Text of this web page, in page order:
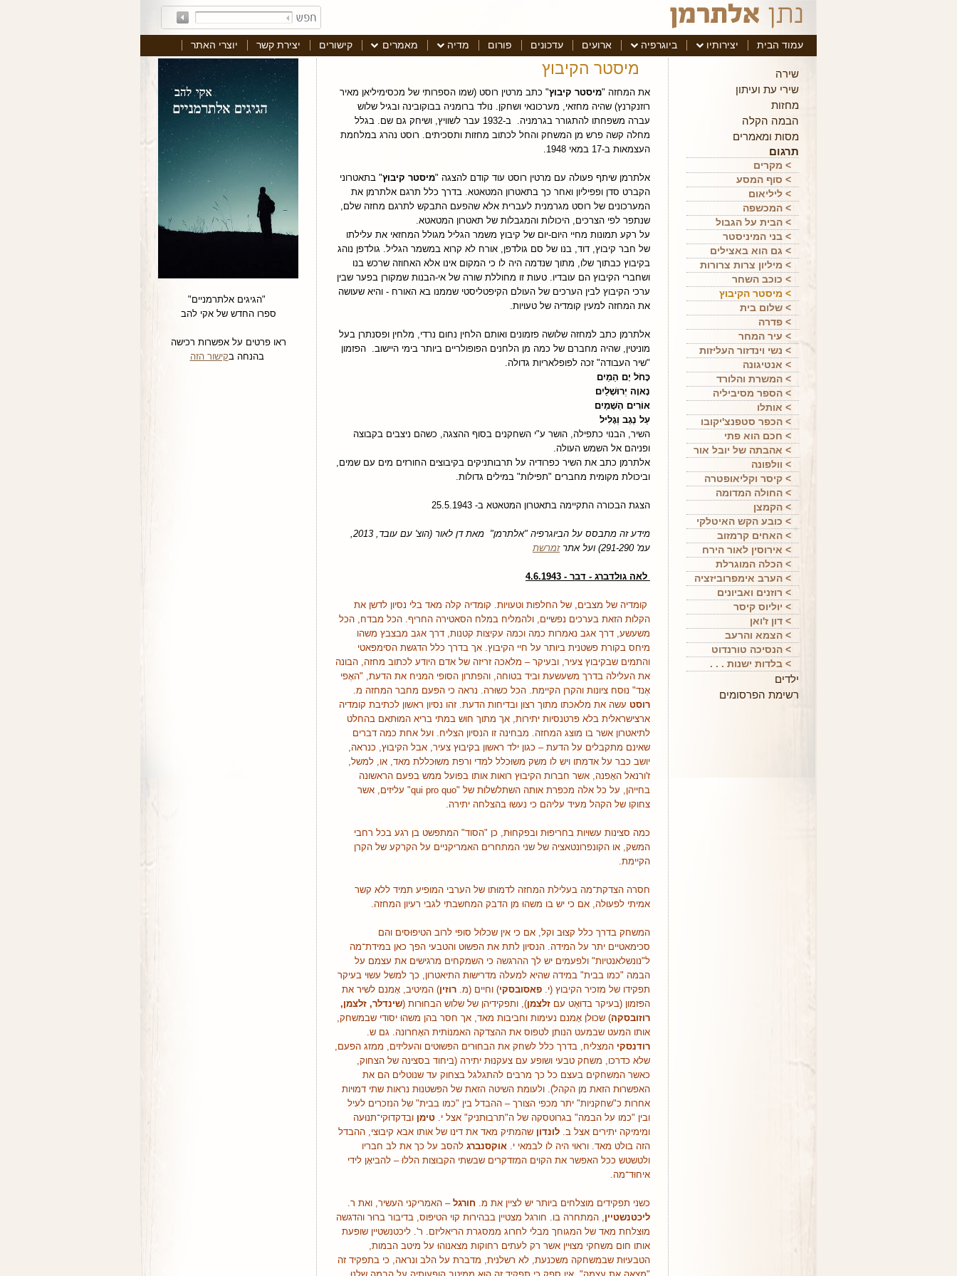
עמוד הבית יצירותיו ביוגרפיה ארועים עדכונים פורום מדיה מאמרים קישורים יצירת קשר יוצרי האתר
שירה
שירי עת ועיתון
מחזות
הבמה הקלה
מסות ומאמרים
תרגום
> מקרים
> סוף המסע
> ליליאום
> המכשפה
> הבית על הגבול
> בני המיניסטר
> גם הוא באצילים
> מיליון צרות צרורות
> כוכב השחר
> מיסטר הקיבוץ
> שלום בית
> פדרה
> עיר המחר
> נשי וינדזור העליזות
> אנטיגונה
> המשרת והלורד
> הספר מסיביליה
> אותלו
> הכפר סטפנצ'יקובו
> חכם הוא פתי
> אהבתה של יובל אור
> וולפונה
> קיסר וקליאופטרה
> החולה המדומה
> הקמצן
> כובע הקש האיטלקי
> האחים קרמזוב
> אירוסין לאור הירח
> הכלה המוגרלת
> הערב אימפרוביזציה
> רוזנים ואביונים
> יוליוס קיסר
> דון ז'ואן
> הצמא והרעב
> הנסיכה טורנדוט
> בלדות ישנות . . .
ילדים
רשימת הפרסומים
מיסטר הקיבוץ
את המחזה "מיסטר קיבוץ" כתב מרטין רוסט (שמו הספרותי של מכסימיליאן מאיר
רוזנקרנץ) שהיה מחזאי, מערכונאי ושחקן. נולד ברומניה בבוקובינה ובגיל שלוש
עברה משפחתו להתגורר בגרמניה. ב-1932 עבר לשוויץ, ושיחק גם שם. בגלל
מחלה קשה פרש מן המשחק והחל לכתוב מחזות ותסכיתים. רוסט נהרג במלחמת
העצמאות ב-17 במאי 1948.
אלתרמן שיתף פעולה עם מרטין רוסט עוד קודם להצגה "מיסטר קיבוץ" בתאטרוני
הקברט סדן ופפיליון ואחר כך בתאטרון המטאטא. בדרך כלל תרגם אלתרמן את
המערכונים של רוסט מגרמנית לעברית אלא שהפעם התבקש לתרגם מחזה שלם,
שנתפר לפי הצרכים, היכולות והמגבלות של תאטרון המטאטא.
על רקע תמונות מחיי היום-יום של קיבוץ משמר הגליל מגולל המחזאי את עלילתו
של חבר קיבוץ, דוד, בנו של סם גולדפן, אורח לא קרוא במשמר הגליל. גולדפן נוהג
בקיבוץ כבתוך שלו, מתוך שנדמה היה לו כי המקום אינו אלא האחוזה שרכש בנו
ושחברי הקיבוץ הם עובדיו. טעות זו מחוללת שורה של אי-הבנות שמקורן בפער שבין
ערכי הקיבוץ לבין הערכים של העולם הקיפטליסטי שממנו בא האורח - והיא שעושה
את המחזה למעין קומדיה של טעויות.
אלתרמן כתב למחזה שלושה פזמונים ואותם הלחין נחום נרדי, מלחין ופסנתרן בעל
מוניטין, שהיה מחברם של כמה מן הלחנים הפופולריים ביותר בימי היישוב. הפזמון
"שיר העבודה" זכה לפופלאריות גדולה.
כָּחֹל יָם הַמַיִם
נָאוָה יְרוּשָׁלַיִם
אוֹרִים הַשָּׁמַיִם
עַל נֶגֶב וְגָלִיל
השיר, הבנוי כתפילה, הושר ע"י השחקנים בסוף ההצגה, כשהם ניצבים בקבוצה
ופניהם אל השמש העולה.
אלתרמן כתב את השיר כפרודיה על תרבותניקים בקיבוצים החורזים מים עם שמים,
וביכולת מקומית מחברים "תפילות" במילים גדולות.
הצגת הבכורה התקיימה בתאטרון המטאטא ב- 25.5.1943
מידע זה מתבסס על הביוגרפיה "אלתרמן" מאת דן לאור (הוצ' עם עובד, 2013,
עמ' 291-290) ועל אתר
זמרשת
לאה גולדברג - דבר - 4.6.1943
קומדיה של מצבים, של החלפות וטעויות. קומדיה קלה מאד בלי נסיון לדשן את
הקלות הזאת בערכים נפשיים, ולהמליח במלח הסאטירה החריף. הכל מבדח, הכל
משעשע, דרך אגב נאמרות כמה וכמה עקיצות קטנות, דרך אגב מבצבץ משהו
מיחס בקורת פשטנית ביותר על חיי הקיבוץ. אך בדרך כלל הדגשת הסימפּאטי
והתמים שבקיבוץ צעיר, ובעיקר – מלאכה זריזה של אדם היודע לכתוב מחזה, הבונה
את העלילה בדרך משעשעת וביד בטוחה, והפתרון הסופי המניח את הדעת, "האֶפי
אֶנד" נוּסח ציונות והקרן הקיימת. הכל כשוּרה. נראה כי הפּעם מחבר המחזה מ.
רוסט עשה את מלאכתו מתוך רצון ובדיחות הדעת. זהו נסיון ראשון לכתיבת קומדיה
ארצישראלית בלא פּרטנסיות יתירות, אך מתוך חוּש במתי בריא המוּתאם בהחלט
לתיאטרון אשר בו מוּצג המחזה. מבחינה זו הנסיון הצליח. ועל אחת כמה דברים
שאינם מתקבלים על הדעת – כגון ילד ראשון בקיבוּץ צעיר, אבל הקיבוּץ, כנראה,
יושב כבר על אדמתו ויש לו משק משוּכלל למדי ורפת משוּכללת מאד, או, למשל,
ז'ורנאל האָפנה, אשר חברות הקיבוּץ רואות אותו בפועל ממש בפעם הראשונה
בחייהן, על כל אלה מכפּרת אותה השתלשלוּת של "qui pro quo" עליזים, אשר
צחוקו של הקהל מעיד עליהם כי נעשוּ בהצלחה יתירה.
כמה סצינות עשוּיות בחריפוּת ובפקחוּת, כן "הסוד" המתפשט בן רגע בכל רחבי
המשק, או הקונפרונטאציה של שני המתחרים האמריקניים על הקרקע של הקרן
הקיימת.
חסרה הצדקת־מה בעלילת המחזה לדמוּתו של הערבי המופיע תמיד ללא קשר
אמיתי לפעוּלה, אם כי יש בו משהוּ מן הדבק המחשבתי לגבי רעיון המחזה.
המשחק בדרך כלל קצוּב וקל, אם כי אין שכלוּל סופי לרוב הטיפוּסים והם
סכימאטיים יתר על המידה. הנסיון לתת את הפשוּט והטבעי הפך כאן במידת־מה
ל"נונשלאנטיות" ולפעמים יש לך ההרגשה כי השמקחים מרגישים את עצמם על
הבמה "כמו בבית" במידה שהיא למעלה מדרישות התיאטרון, כך למשל עשוּי בעיקר
תפקידו של מזכיר הקיבוץ (י. פאסובסקי) וחיים (מ. רוזין) המיטיב, אָמנם לשיר את
הפּזמון (בעיקר בדוּאֶט עם זלצמן), ותפקידיהן של שלוש הבחוּרות (שינדלר, זלצמן,
רוזובסקה) שכוּלן אָמנם נעימות וחביבות מאד, אך חסר בהן משהוּ יסודי שבמשחק,
אותו המעט שבמעט הנותן לטפוס את ההצדקה האמנוֹתית האָחרונה. גם ש.
רודנסקי המצליח, בדרך כלל לשחק את הבחוּרים הפּשוּטים והעליזים, ממזג הפעם,
שלא כדרכו, משחק טבעי ושופע עם צעקנוּת יתירה (ביחוד בסצינה של הצחוק,
כאשר המשחקים בעצם כל כך מרבים להתגלגל בצחוק עד שנוטלים הם את
האפשרוּת הזאת מן הקהל). ולעומת השיטה הזאת של הפּשטנוּת נראות שתי דמוּיות
אחרות כ"שחקניות" יתר מכפי הצורך – ההבדל בין "כמו בבית" של הנזכרים לעיל
ובין "כמו על הבמה" בגרוטסקה של ה"תרבוּתניק" אצל י. טימן ובדקדוּקי־תנוּעה
ומימיקה יתירים אצל ב. לונדון שהמתיק מאד את דינו של אותו אבא קיבוּצי, ההבדל
הזה בולט מאד. וראוּי היה לו לבמאי י. אוקסנברג להסב על כך את לב חבריו
ולטשטש ככל האפשר את הקוים המזדקרים שבשתי הקבוּצות הללוּ – להביאָן לידי
איחוּד־מה.
כשני תפקידים מוצלחים ביותר יש לציין את מ. חורגל– האמריקני העשיר, ואת ר.
ליכטנשטיין, המתחרה בו. חורגל מצטיין בבהירות קוי הטיפּוס, בדיבור ברוּר והדגשה
מוּצלחת מאד של המגוחך מבלי לחרוג ממסגרת הריאליזם. ר'. ליכטנשטיין שופעת
אותו חום משחקי מצוּיין אשר רק לעתים רחוקות מצאנוהוּ על מיטב הבמות,
הטבעיוּת שבמשחקה משכנעת, לא רשלנית, מדברת על הלב ונראה, כי בתפקיד זה
"הגיגים אלתרמניים"
ספרו החדש של אקי להב
ראו פרטים על אפשרות רכישה
בהנחה בקישור הזה